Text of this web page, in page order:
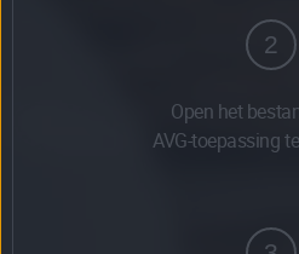
2
Open het
AVG-toepassing